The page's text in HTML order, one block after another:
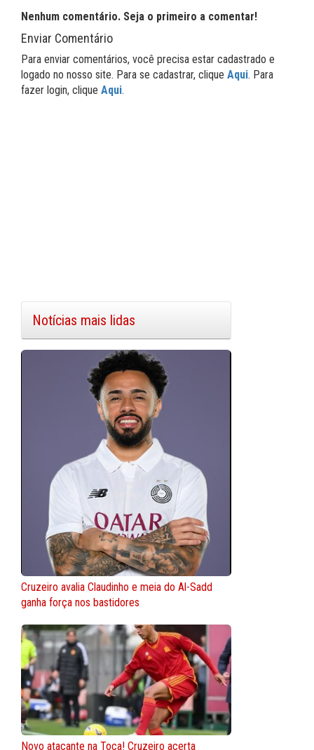
Nenhum comentário. Seja o primeiro a comentar!
Enviar Comentário
Para enviar comentários, você precisa estar cadastrado e
logado no nosso site. Para se cadastrar, clique Aqui. Para
fazer login, clique Aqui.
Notícias mais lidas
Cruzeiro avalia Claudinho e meia do Al-Sadd
ganha força nos bastidores
Novo atacante na Toca! Cruzeiro acerta